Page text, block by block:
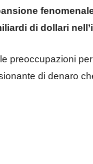
di dollari
preoccupazioni
di denaro